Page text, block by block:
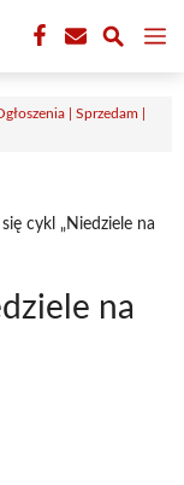
| Sprzedam |
się cykl „Niedziele na
na